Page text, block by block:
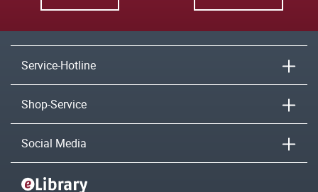
Service-Hotline
Shop-Service
Social Media